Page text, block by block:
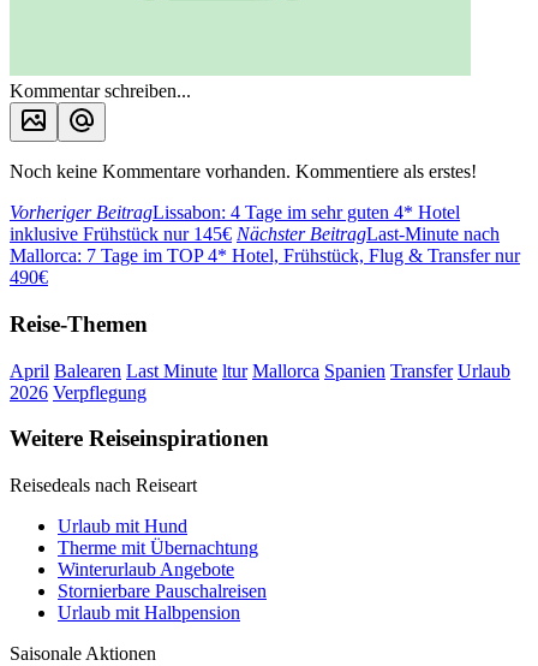
Kommentar schreiben...
Noch keine Kommentare vorhanden. Kommentiere als erstes!
Vorheriger BeitragLissabon: 4 Tage im sehr guten 4* Hotel
inklusive Frühstück nur 145€ Nächster BeitragLast-Minute nach
Mallorca: 7 Tage im TOP 4* Hotel, Frühstück, Flug & Transfer nur
490€
Reise-Themen
April Balearen Last Minute ltur Mallorca Spanien Transfer Urlaub
2026 Verpflegung
Weitere Reiseinspirationen
Reisedeals nach Reiseart
Urlaub mit Hund
Therme mit Übernachtung
Winterurlaub Angebote
Stornierbare Pauschalreisen
Urlaub mit Halbpension
Saisonale Aktionen